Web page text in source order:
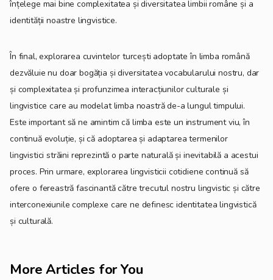
înțelege mai bine complexitatea și diversitatea limbii române și a
identității noastre lingvistice.
În final, explorarea cuvintelor turcești adoptate în limba română
dezvăluie nu doar bogăția și diversitatea vocabularului nostru, dar
și complexitatea și profunzimea interacțiunilor culturale și
lingvistice care au modelat limba noastră de-a lungul timpului.
Este important să ne amintim că limba este un instrument viu, în
continuă evoluție, și că adoptarea și adaptarea termenilor
lingvistici străini reprezintă o parte naturală și inevitabilă a acestui
proces. Prin urmare, explorarea lingvisticii cotidiene continuă să
ofere o fereastră fascinantă către trecutul nostru lingvistic și către
interconexiunile complexe care ne definesc identitatea lingvistică
și culturală.
More Articles for You